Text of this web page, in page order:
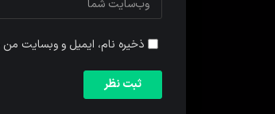
ذخیره نام، ایمیل و وبسایت من